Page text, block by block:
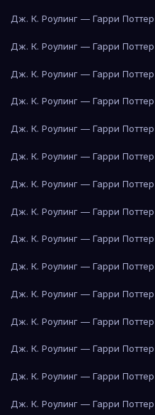
Дж. К. Роулинг — Гарри
Дж. К. Роулинг — Гарри
Дж. К. Роулинг — Гарри
Дж. К. Роулинг — Гарри
Дж. К. Роулинг — Гарри
Дж. К. Роулинг — Гарри
Дж. К. Роулинг — Гарри
Дж. К. Роулинг — Гарри
Дж. К. Роулинг — Гарри
Дж. К. Роулинг — Гарри
Дж. К. Роулинг — Гарри
Дж. К. Роулинг — Гарри
Дж. К. Роулинг — Гарри
Дж. К. Роулинг — Гарри
Дж. К. Роулинг — Гарри